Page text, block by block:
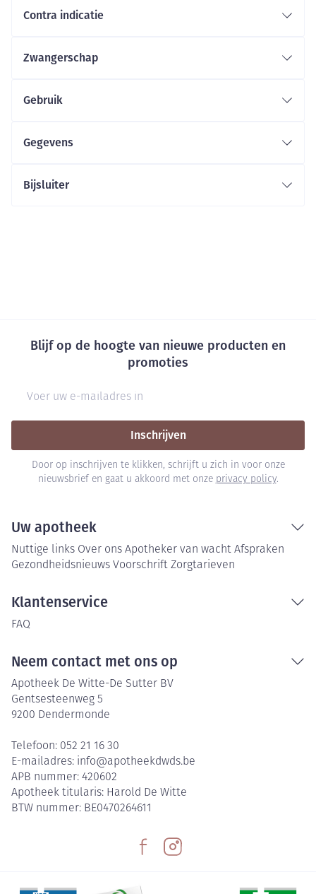
Contra indicatie
Zwangerschap
Gebruik
Gegevens
Bijsluiter
Blijf op de hoogte van nieuwe producten en
promoties
Inschrijven
Door op inschrijven te klikken, schrijft u zich in voor onze
nieuwsbrief en gaat u akkoord met onze privacy policy.
Uw apotheek
Nuttige links Over ons Apotheker van wacht Afspraken
Gezondheidsnieuws Voorschrift Zorgtarieven
Klantenservice
FAQ
Neem contact met ons op
Apotheek De Witte-De Sutter BV
Gentsesteenweg 5
9200 Dendermonde
Telefoon: 052 21 16 30
E-mailadres: info@apotheekdwds.be
APB nummer: 420602
Apotheek titularis: Harold De Witte
BTW nummer: BE0470264611